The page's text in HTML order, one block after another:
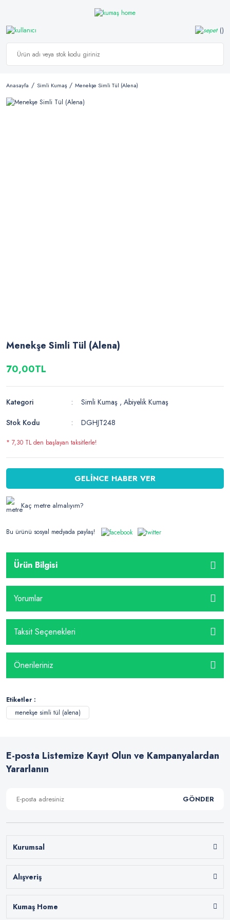
Anasayfa Simli Kumaş Menekşe Simli Tül (Alena)
Menekşe Simli Tül (Alena)
70,00TL
Kategori Simli Kumaş ,Abiyelik Kumaş
Stok Kodu
DGHJT248
* 7,30 TL den başlayan taksitlerle!
GELİNCE HABER VER
Kaç metre almalıyım?
Bu ürünü sosyal medyada paylaş!
Ürün Bilgisi
Yorumlar
Taksit Seçenekleri
Önerileriniz
Etiketler :
menekşe simli tül (alena)
E-posta Listemize Kayıt Olun ve Kampanyalardan
Yararlanın
GÖNDER
Kurumsal
Alışveriş
Kumaş Home